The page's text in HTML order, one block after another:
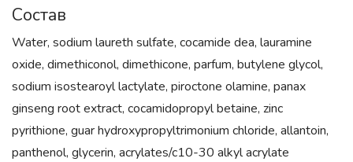
Состав
Water, sodium laureth sulfate, cocamide dea, lauramine
oxide, dimethiconol, dimethicone, parfum, butylene glycol,
sodium isostearoyl lactylate, piroctone olamine, panax
ginseng root extract, cocamidopropyl betaine, zinc
pyrithione, guar hydroxypropyltrimonium chloride, allantoin,
panthenol, glycerin, acrylates/c10-30 alkyl acrylate